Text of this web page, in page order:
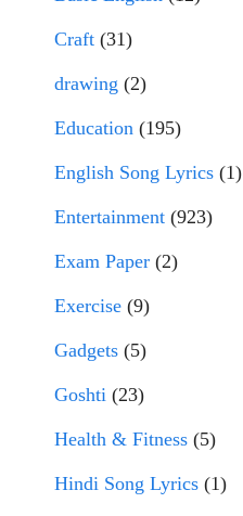
Craft (31)
drawing (2)
Education (195)
English Song Lyrics (1)
Entertainment (923)
Exam Paper (2)
Exercise (9)
Gadgets (5)
Goshti (23)
Health & Fitness (5)
Hindi Song Lyrics (1)